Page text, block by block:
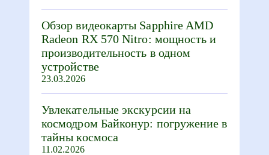
Обзор видеокарты Sapphire AMD
Radeon RX 570 Nitro: мощность и
производительность в одном
устройстве
23.03.2026
Увлекательные экскурсии на
космодром Байконур: погружение в
тайны космоса
11.02.2026